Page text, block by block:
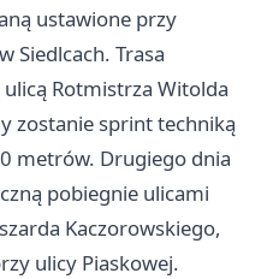
ustawione przy
Siedlcach. Trasa
Rotmistrza Witolda
zostanie sprint techniką
metrów. Drugiego dnia
pobiegnie ulicami
Kaczorowskiego,
ulicy Piaskowej.